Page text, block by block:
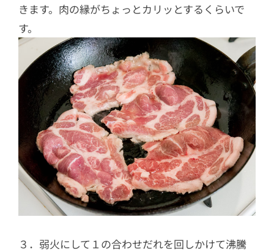
きます。肉の縁がちょっとカリッとするくらいで
す。
３．弱火にして１の合わせだれを回しかけて沸騰